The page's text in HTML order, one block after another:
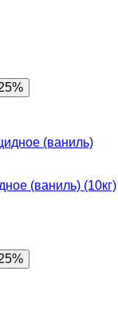
(ваниль) (10кг)